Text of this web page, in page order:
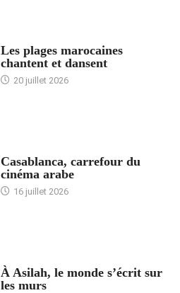
Les plages marocaines
chantent et dansent
20 juillet 2026
Casablanca, carrefour du
cinéma arabe
16 juillet 2026
À Asilah, le monde s’écrit sur
les murs